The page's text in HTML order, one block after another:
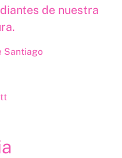
de nuestra
Santiago